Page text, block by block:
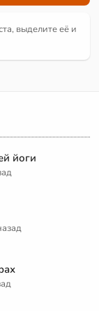
выделите её и
йоги